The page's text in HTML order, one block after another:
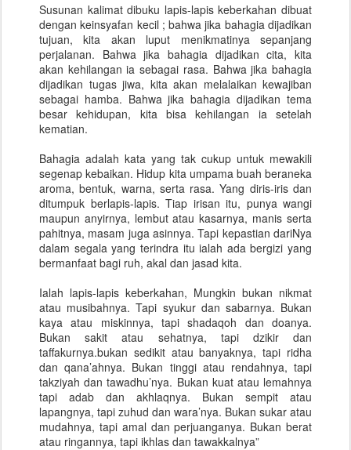
Susunan kalimat dibuku lapis-lapis keberkahan dibuat
dengan keinsyafan kecil ; bahwa jika bahagia dijadikan
tujuan, kita akan luput menikmatinya sepanjang
perjalanan. Bahwa jika bahagia dijadikan cita, kita
akan kehilangan ia sebagai rasa. Bahwa jika bahagia
dijadikan tugas jiwa, kita akan melalaikan kewajiban
sebagai hamba. Bahwa jika bahagia dijadikan tema
besar kehidupan, kita bisa kehilangan ia setelah
kematian.
Bahagia adalah kata yang tak cukup untuk mewakili
segenap kebaikan. Hidup kita umpama buah beraneka
aroma, bentuk, warna, serta rasa. Yang diris-iris dan
ditumpuk berlapis-lapis. Tiap irisan itu, punya wangi
maupun anyirnya, lembut atau kasarnya, manis serta
pahitnya, masam juga asinnya. Tapi kepastian dariNya
dalam segala yang terindra itu ialah ada bergizi yang
bermanfaat bagi ruh, akal dan jasad kita.
Ialah lapis-lapis keberkahan, Mungkin bukan nikmat
atau musibahnya. Tapi syukur dan sabarnya. Bukan
kaya atau miskinnya, tapi shadaqoh dan doanya.
Bukan sakit atau sehatnya, tapi dzikir dan
taffakurnya.bukan sedikit atau banyaknya, tapi ridha
dan qana’ahnya. Bukan tinggi atau rendahnya, tapi
takziyah dan tawadhu’nya. Bukan kuat atau lemahnya
tapi adab dan akhlaqnya. Bukan sempit atau
lapangnya, tapi zuhud dan wara’nya. Bukan sukar atau
mudahnya, tapi amal dan perjuanganya. Bukan berat
atau ringannya, tapi ikhlas dan tawakkalnya”